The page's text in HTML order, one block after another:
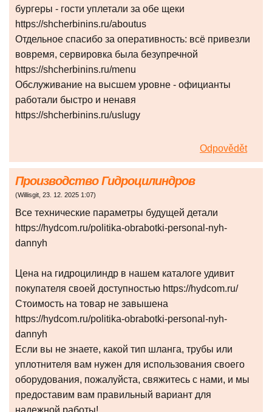
бургеры - гости уплетали за обе щеки
https://shcherbinins.ru/aboutus
Отдельное спасибо за оперативность: всё привезли
вовремя, сервировка была безупречной
https://shcherbinins.ru/menu
Обслуживание на высшем уровне - официанты
работали быстро и ненавя
https://shcherbinins.ru/uslugy
Odpovědět
Производство Гидроцилиндров
(Willisgit, 23. 12. 2025 1:07)
Все технические параметры будущей детали
https://hydcom.ru/politika-obrabotki-personal-nyh-
dannyh
Цена на гидроцилиндр в нашем каталоге удивит
покупателя своей доступностью https://hydcom.ru/
Стоимость на товар не завышена
https://hydcom.ru/politika-obrabotki-personal-nyh-
dannyh
Если вы не знаете, какой тип шланга, трубы или
уплотнителя вам нужен для использования своего
оборудования, пожалуйста, свяжитесь с нами, и мы
предоставим вам правильный вариант для